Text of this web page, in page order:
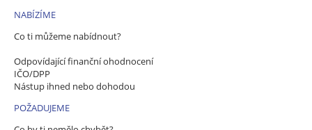
NABÍZÍME
Co ti můžeme nabídnout?
Odpovídající finanční ohodnocení
IČO/DPP
Nástup ihned nebo dohodou
POŽADUJEME